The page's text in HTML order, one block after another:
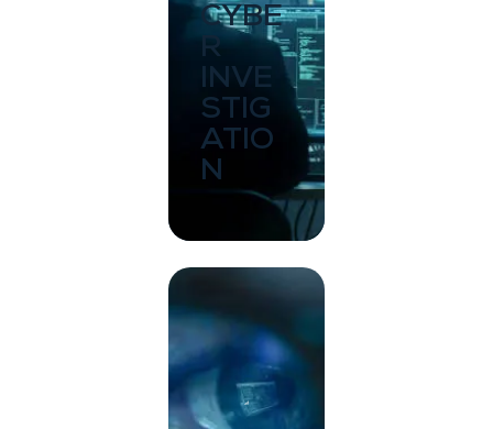
CYBE
R
INVE
STIG
ATIO
N